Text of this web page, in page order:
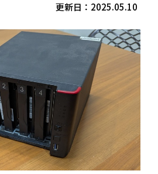
更新日：2025.05.10